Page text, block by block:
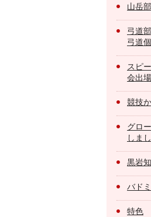
山岳
弓道
弓道
スピ
会出場
競技
グロ
しま
黒岩
バド
特色